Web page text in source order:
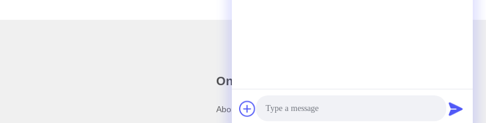
Onze Nieuwsbrief
Abonneer u op onze nieuwsbrief voor kortingen en meer.